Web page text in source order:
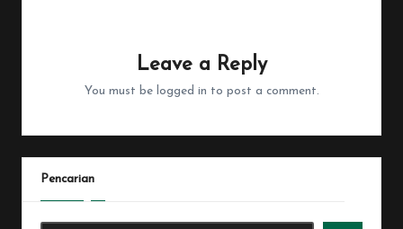
Leave a Reply
You must be logged in to post a comment.
Pencarian